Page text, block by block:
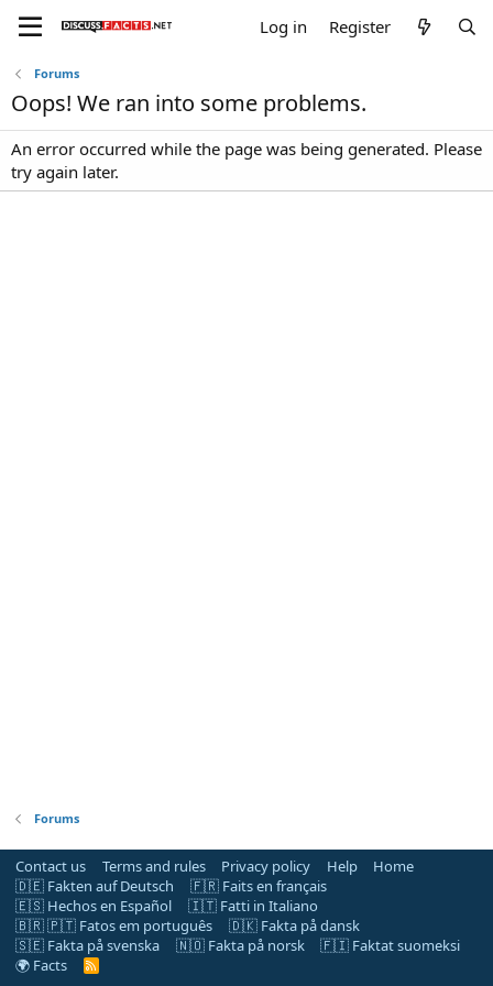
Log in Register
Forums
Oops! We ran into some problems.
An error occurred while the page was being generated. Please
try again later.
Forums
Contact us Terms and rules Privacy policy Help
Home
🇩🇪 Fakten auf Deutsch
🇫🇷 Faits en français
🇪🇸 Hechos en Español
🇮🇹 Fatti in Italiano
🇧🇷 🇵🇹 Fatos em português
🇩🇰 Fakta på dansk
🇸🇪 Fakta på svenska
🇳🇴 Fakta på norsk
🇫🇮 Faktat suomeksi
🌍 Facts
R